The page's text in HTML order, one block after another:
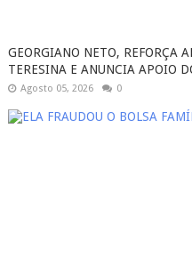
GEORGIANO NETO, REFORÇA
TERESINA E ANUNCIA APOIO
Agosto 05, 2026 0